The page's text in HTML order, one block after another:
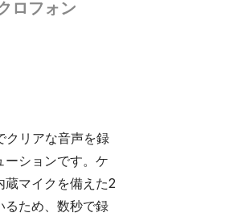
ロフォン
リアな音声を録
ーションです。ケ
蔵マイクを備えた2
るため、数秒で録